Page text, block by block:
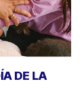
DE LA